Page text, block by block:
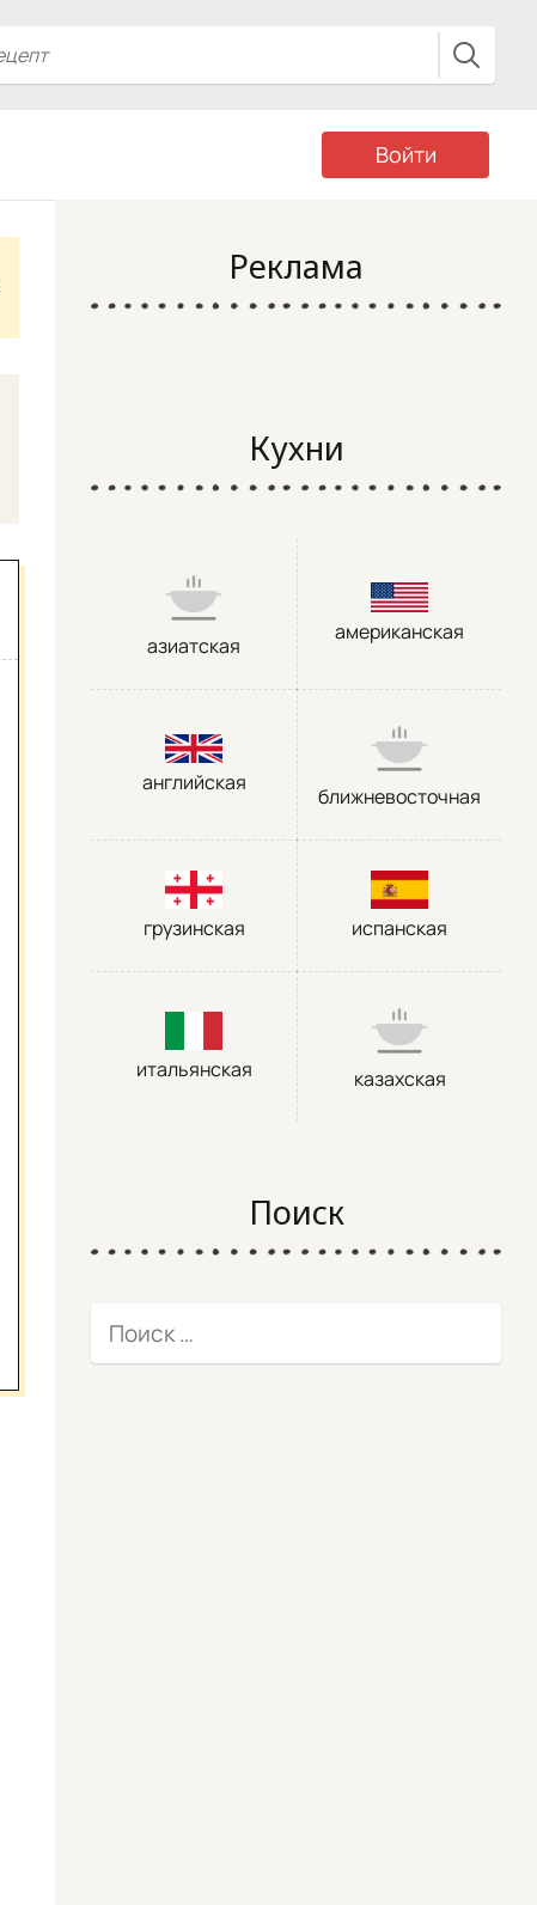
Войти
Реклама
Кухни
азиатская
американская
английская
ближневосточная
грузинская испанская
итальянская казахская
Поиск